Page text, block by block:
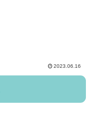
2023.06.16